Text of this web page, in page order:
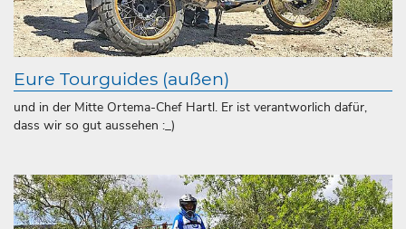
Eure Tourguides (außen)
und in der Mitte Ortema-Chef Hartl. Er ist verantworlich dafür,
dass wir so gut aussehen :_)